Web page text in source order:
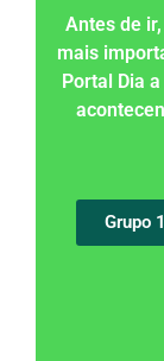
Antes de
mais
Portal Dia
Grupo 1